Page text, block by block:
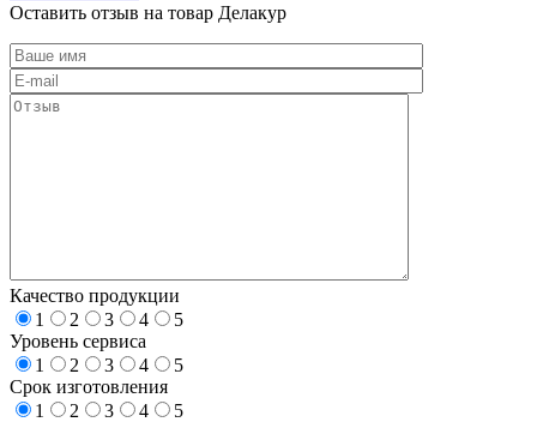
Оставить отзыв на товар Делакур
Качество продукции
1
2 3 4
5
Уровень сервиса
1
2 3 4
5
Срок изготовления
1
2 3 4
5